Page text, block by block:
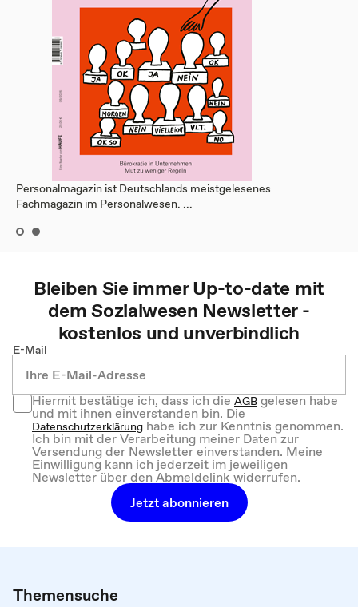
Personalmagazin ist Deutschlands meistgelesenes
Fachmagazin im Personalwesen. ...
Bleiben Sie immer Up-to-date mit
demSozialwesen Newsletter -
kostenlos und unverbindlich
E-Mail
Hiermit bestätige ich, dass ich dieAGBgelesen habe
und mit ihnen einverstanden bin. Die
Datenschutzerklärung habe ich zur Kenntnis genommen.
Ich bin mit der Verarbeitung meiner Daten zur
Versendung der Newsletter einverstanden. Meine
Einwilligung kann ich jederzeit im jeweiligen
Newsletter über den Abmeldelink widerrufen.
Jetzt abonnieren
Themensuche